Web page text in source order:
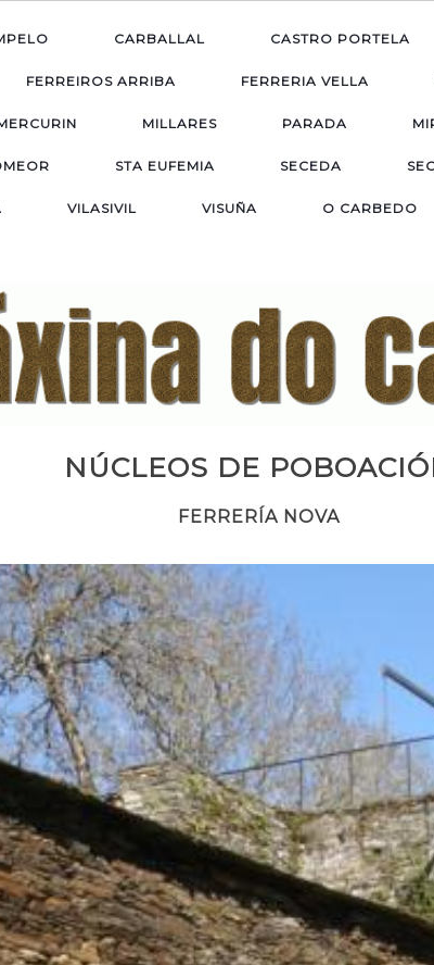
CARBALLAL CASTRO PORTELA
FERREIROS ARRIBA FERRERIA VELLA
MILLARES PARADA
STA EUFEMIA SECEDA
VILASIVIL VISUÑA O CARBEDO
NÚCLEOS DE
FERRERÍA NOVA